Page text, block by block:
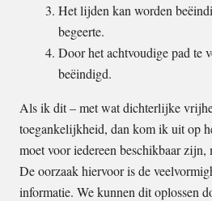
Het lijden kan worden
begeerte.
Door het achtvoudige pad te
beëindigd.
Als ik dit – met wat dichterlijke
toegankelijkheid, dan kom ik uit op
moet voor iedereen beschikbaar
De oorzaak hiervoor is de
informatie. We kunnen dit oplossen